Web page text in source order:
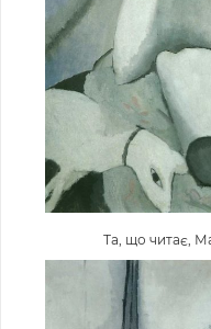
Та, що читає,